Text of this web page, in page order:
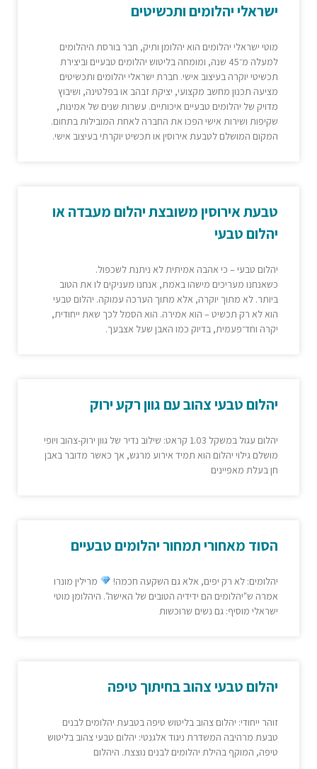
ישראלי יהלומים ותכשיטים
מוטי ישראלי יהלומים הוא יהלומן ותיק, חבר בורסת היהלומים
למעלה מ־45 שנה, ומומחה בליטוש יהלומים טבעיים וביצירת
תכשיטי יוקרה בעיצוב אישי. חברת ישראלי יהלומים ותכשיטים
מציעה תכנון מחשב מקצועי, יציקת זבהב או בפלטינה, ושיבוץ
מדויק של יהלומים טבעיים איכותיים. עשרות שנים של אמינות,
שקיפות ושירות אישי הפכו את החברה לאחת המובילות בתחום.
המקום המושלם לטבעת אירוסין או תכשיט יוקרתי בעיצוב אישי.
טבעת אירוסין משובצת יהלום מעבדה או
יהלום טבעי
יהלום טבעי – כי אהבה אמיתית לא ניתנת לשכפול.
כשאנחנו מעריכים מישהו באמת, אנחנו מעניקים לו את הטוב
ביותר. לא מתוך יוקרה, אלא מתוך הערכה עמוקה. יהלום טבעי
הוא לא רק תכשיט – הוא אמירה. הוא הסמל לכך שאת ייחודית,
יקרה וחד־פעמית, בדיוק כמו האבן שעל אצבעך.
יהלום טבעי צהוב עם גוון רקע ירוק
יהלום עגול במשקל 1.03 קראט: שילוב נדיר של גוון ירוק-צהוב ויופי
מושלם גילוי יהלום הוא תמיד אירוע מרגש, אך כאשר מדובר באבן
חן בעלת מאפיינים
הסוד מאחורי תמחור יהלומים טבעיים
יהלומים: לא רק יפים, אלא גם השקעה חכמה!
מרילין מונרו
אמרה ש"יהלומים הם ידידיה הטובים של האישה". היהלומן מוטי
ישראלי מוסיף: גם נשים שרוכשות
יהלום טבעי צהוב בחיתוך טיפה
זוהר ייחודי: יהלום צהוב בליטוש טיפה בטבעת יהלומים לבנים
טבעת מרהיבה המשדרת ניגוד אלגנטי: יהלום טבעי צהוב בליטוש
טיפה, המוקף בהילת יהלומים לבנים נוצצת. היהלום